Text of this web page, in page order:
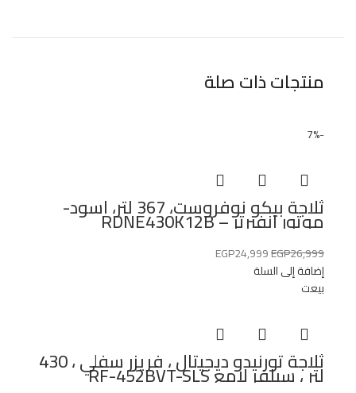
منتجات ذات صلة
-7%
ثلاجة بيكو نوفروست، 367 لتر، اسود- موتور انفيرتر – RDNE430K12B
EGP26,999
EGP24,999
إضافة إلى السلة
بيعت
ثلاجة تورنيدو ديجيتال ، فريزر سفلي ، 430 لتر ، سيلفر لامع RF-452BVT-SLS